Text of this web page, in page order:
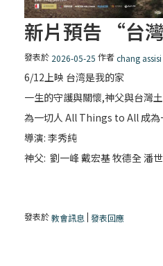
發表於 2026-05-25 作者chang assisi
6/12上映 台湾是我的家
一生的守護與關懷,神父與台灣
為一切人 All Things to All 成為
導演: 李秀純
神父: 劉一峰 戴宏基 牧德全 潘
發表於教會訊息 |發表回應